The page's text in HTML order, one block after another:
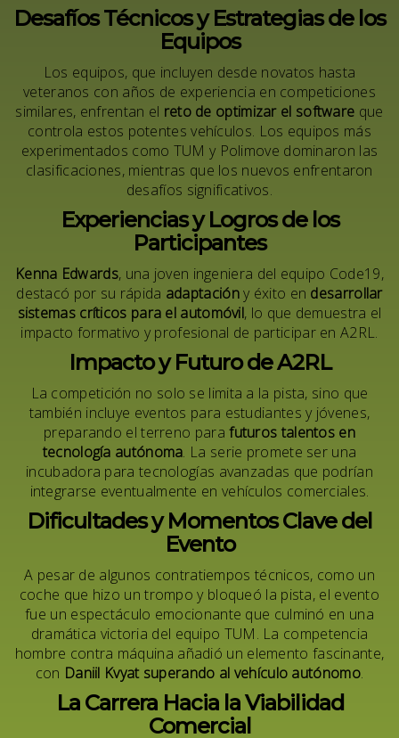
Desafíos Técnicos y Estrategias de los
Equipos
Los equipos, que incluyen desde novatos hasta
veteranos con años de experiencia en competiciones
similares, enfrentan el reto de optimizar el software que
controla estos potentes vehículos. Los equipos más
experimentados como TUM y Polimove dominaron las
clasificaciones, mientras que los nuevos enfrentaron
desafíos significativos.
Experiencias y Logros de los
Participantes
Kenna Edwards, una joven ingeniera del equipo Code19,
destacó por su rápida adaptacióny éxito en desarrollar
sistemas críticos para el automóvil, lo que demuestra el
impacto formativo y profesional de participar en A2RL.
Impacto y Futuro de A2RL
La competición no solo se limita a la pista, sino que
también incluye eventos para estudiantes y jóvenes,
preparando el terreno parafuturos talentos en
tecnología autónoma. La serie promete ser una
incubadora para tecnologías avanzadas que podrían
integrarse eventualmente en vehículos comerciales.
Dificultades y Momentos Clave del
Evento
A pesar de algunos contratiempos técnicos, como un
coche que hizo un trompo y bloqueó la pista, el evento
fue un espectáculo emocionante que culminó en una
dramática victoria del equipo TUM. La competencia
hombre contra máquina añadió un elemento fascinante,
con Daniil Kvyat superando al vehículo autónomo.
La Carrera Hacia la Viabilidad
Comercial